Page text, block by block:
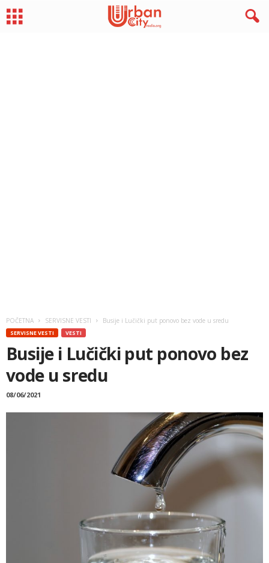
POČETNA SERVISNE VESTI Busije i Lučički put ponovo bez vode u sredu
SERVISNE VESTI VESTI
Busije i Lučički put ponovo bez
vode u sredu
08/06/2021